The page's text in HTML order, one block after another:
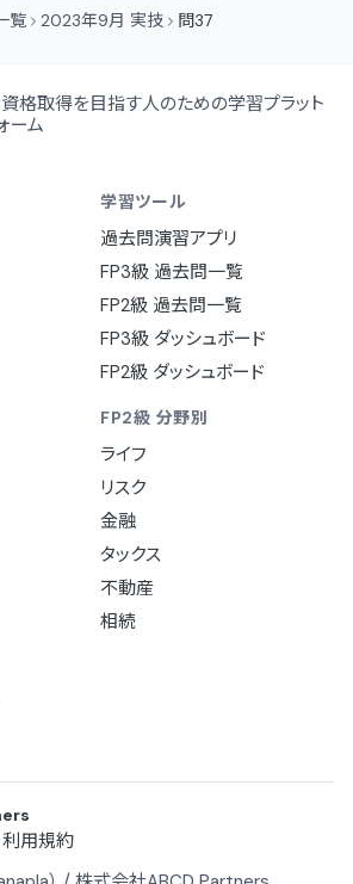
覧 2023年9月 実技 問37
格取得を目指す人のための学習プラット
ーム
学習ツール
過去問演習アプリ
FP3級 過去問一覧
FP2級 過去問一覧
FP3級 ダッシュボード
FP2級 ダッシュボード
FP2級 分野別
ライフ
リスク
金融
タックス
不動産
相続
利用規約